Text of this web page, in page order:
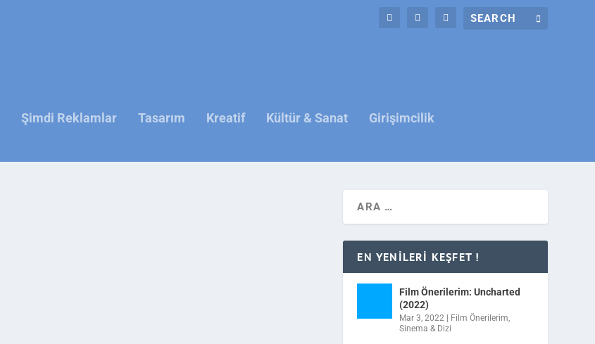
Şimdi Reklamlar Tasarım Kreatif Kültür & Sanat Girişimcilik
EN YENILERI KEŞFET !
Film Önerilerim: Uncharted
(2022)
Mar 3, 2022 Film Önerilerim,
Sinema & Dizi